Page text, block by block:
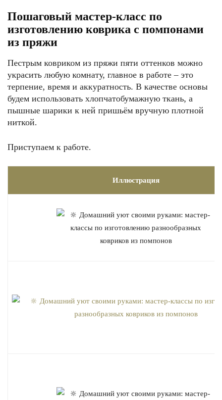
Пошаговый мастер-класс по
изготовлению коврика с помпонами
из пряжи
Пестрым ковриком из пряжи пяти оттенков можно
украсить любую комнату, главное в работе – это
терпение, время и аккуратность. В качестве основы
будем использовать хлопчатобумажную ткань, а
пышные шарики к ней пришьём вручную плотной
ниткой.
Приступаем к работе.
Иллюстрация